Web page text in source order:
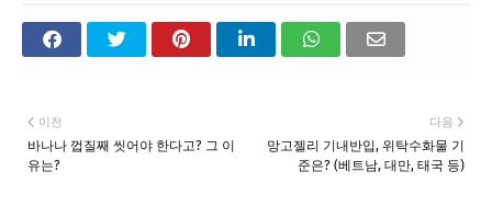
다음
망고젤리 기내반입, 위탁수화물 기
준은? (베트남, 대만, 태국 등)
이전
바나나 껍질째 씻어야 한다고? 그 이
유는?